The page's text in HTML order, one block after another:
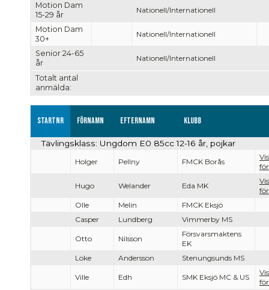
Totalt antal
anmälda:
Motion Dam
15-29 år
Nationell/Internationell
Motion Dam
30+
Nationell/Internationell
Senior 24-65
år
Nationell/Internationell
Startnr Förnamn Efternamn Klubb
Tävlingsklass: Ungdom E0 85cc 12-16 år, pojkar
Holger Pellny FMCK Borås
Hugo Welander Eda MK
Olle
Melin
FMCK Eksjö
Casper
Lundberg Vimmerby MS
Otto Nilsson
Försvarsmaktens
EK
Loke
Andersson Stenungsunds MS
Ville Edh SMK Eksjö MC & US